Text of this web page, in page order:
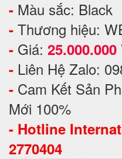
- Màu sắc: Black
- Thương hiệu:
- Giá:
- Liên Hệ Zalo:
- Cam Kết Sản
Mới 100%
- Hotline
2770404